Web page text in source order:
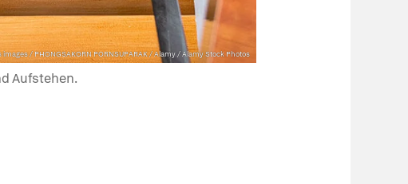
images / PHONGSAKORN PORNSUPARAK / Alamy / Alamy Stock Photos
Aufstehen.